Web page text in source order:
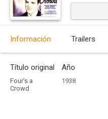
Información Trailers
Título original
Four's a
Crowd
Año
1938